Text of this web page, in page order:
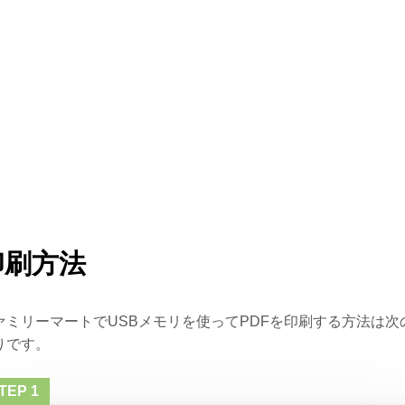
方法
ミリーマートでUSBメモリを使ってPDFを印刷する方法は次
です。